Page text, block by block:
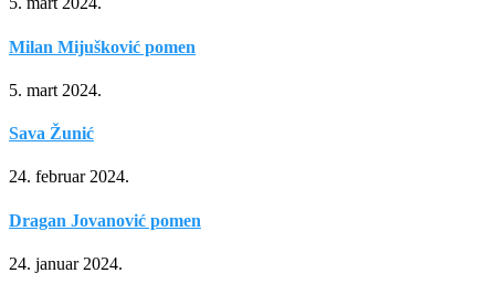
Milan Mijušković pomen
5. mart 2024.
Sava Žunić
24. februar 2024.
Dragan Jovanović pomen
24. januar 2024.